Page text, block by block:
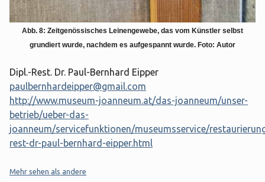
Abb. 8: Zeitgenössisches Leinengewebe, das vom Künstler selbst
grundiert wurde, nachdem es aufgespannt wurde. Foto: Autor
Dipl.-Rest. Dr. Paul-Bernhard Eipper
paulbernhardeipper@gmail.com
http://www.museum-joanneum.at/das-joanneum/unser-
betrieb/ueber-das-
joanneum/servicefunktionen/museumsservice/
rest-dr-paul-bernhard-eipper.html
Kategorien:
Mehr sehen als andere